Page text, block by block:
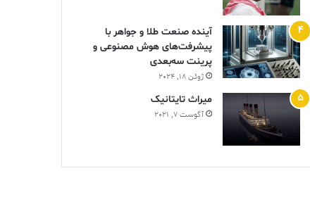
آینده صنعت طلا و جواهر با
پیشرفت‌های هوش مصنوعی و
پرینت سه‌بعدی
ژوئن 18, 2024
ميراث تايتانيک
آگوست 7, 2021